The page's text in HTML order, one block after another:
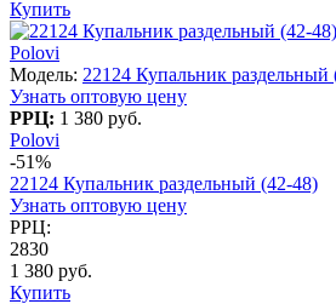
Купить
Polovi
Модель: 22124 Купальник раздельный
Узнать оптовую цену
РРЦ: 1 380 руб.
Polovi
-51%
22124 Купальник раздельный (42-48)
Узнать оптовую цену
РРЦ:
2830
1 380 руб.
Купить